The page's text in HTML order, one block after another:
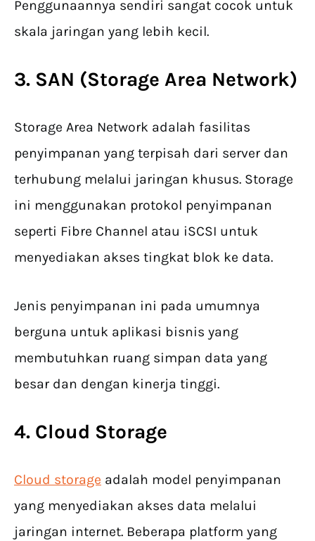
Penggunaannya sendiri sangat cocok untuk
skala jaringan yang lebih kecil.
3. SAN (Storage Area Network)
Storage Area Network adalah fasilitas
penyimpanan yang terpisah dari server dan
terhubung melalui jaringan khusus. Storage
ini menggunakan protokol penyimpanan
seperti Fibre Channel atau iSCSI untuk
menyediakan akses tingkat blok ke data.
Jenis penyimpanan ini pada umumnya
berguna untuk aplikasi bisnis yang
membutuhkan ruang simpan data yang
besar dan dengan kinerja tinggi.
4. Cloud Storage
Cloud storage adalah model penyimpanan
yang menyediakan akses data melalui
jaringan internet. Beberapa platform yang